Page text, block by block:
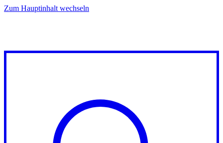
Zum Hauptinhalt wechseln